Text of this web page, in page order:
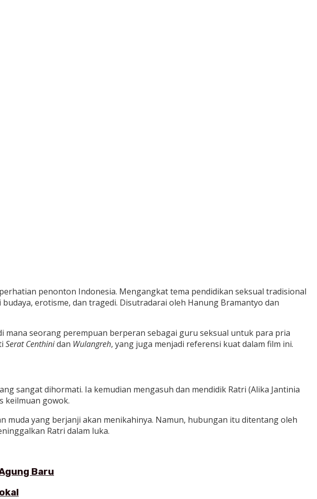
penonton Indonesia. Mengangkat tema pendidikan seksual tradisional
erotisme, dan tragedi. Disutradarai oleh Hanung Bramantyo dan
mana seorang perempuan berperan sebagai guru seksual untuk para pria
Serat Centhinidan Wulangreh, yang juga menjadi referensi kuat dalam film ini.
sangat dihormati. Ia kemudian mengasuh dan mendidik Ratri (Alika Jantinia
keilmuan gowok.
muda yang berjanji akan menikahinya. Namun, hubungan itu ditentang oleh
Ratri dalam luka.
Baru